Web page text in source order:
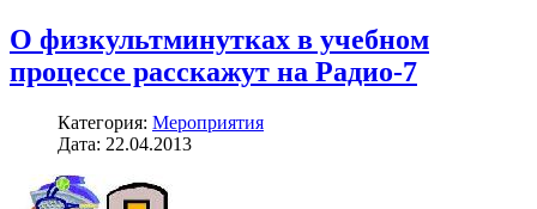
О физкультминутках в учебном
процессе расскажут на Радио-7
Категория: Мероприятия
Дата: 22.04.2013